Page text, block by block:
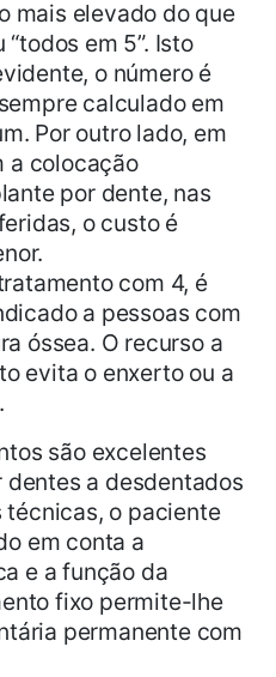
mais elevado do que
“todos em 5”. Isto
o número é
calculado em
Por outro lado, em
a colocação
por dente, nas
o custo é
com 4, é
a pessoas com
óssea. O recurso a
evita o enxerto ou a
são excelentes
a desdentados
o paciente
em conta a
e a função da
fixo permite-lhe
permanente com